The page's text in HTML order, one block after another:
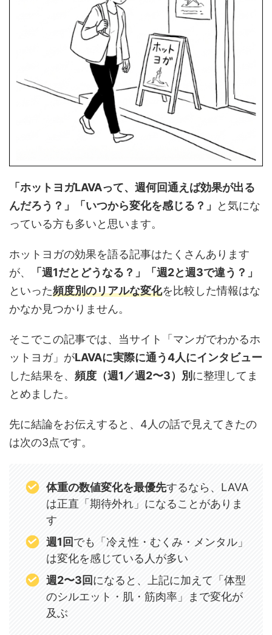
「ホットヨガLAVAって、週何回通えば効果が出る
んだろう？」「いつから変化を感じる？」
と気にな
っている方も多いと思います。
ホットヨガの効果を語る記事はたくさんあります
が、
「週1だとどうなる？」「週2と週3で違う？」
といった頻度別のリアルな変化を比較した情報はな
かなか見つかりません。
そこでこの記事では、当サイト「マンガでわかるホ
ットヨガ」がLAVAに実際に通う4人にインタビュー
した結果を、 頻度（週1／週2〜3）別 に整理してま
とめました。
先に結論をお伝えすると、4人の話で見えてきたの
は次の3点です。
体重の数値変化を最優先するなら、LAVA
は正直「期待外れ」になることがありま
す
週1回でも「冷え性・むくみ・メンタル」
は変化を感じている人が多い
週2〜3回になると、上記に加えて「体型
のシルエット・肌・筋肉率」まで変化が
及ぶ